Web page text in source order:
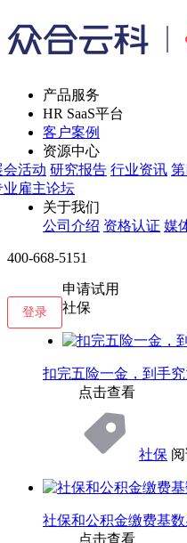
产品服务
HR SaaS平台
客户案例
资源中心
会活动 研究报告 行业资讯
业雇主论坛
关于我们
公司介绍 资格认证 媒
400-668-5151
登录
申请试用
社保
扣完五险一金，到手
点击查看
社保
社保和公积金缴费基
点击查看